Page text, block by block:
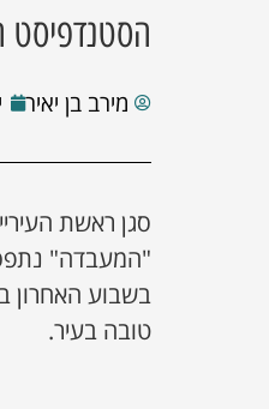
הסטנדפיסט
מירב בן יאיר
סגן ראשת
"המעבדה"
בשבוע האחרון
טובה בעיר.